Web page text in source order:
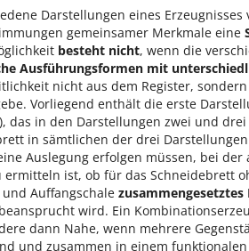
Darstellungen eines
gemeinsamer Merkmale eine
besteht nicht, wenn die
Ausführungsformen mit
nicht aus dem Register,
Vorliegend enthält die erste
das in den Darstellungen zwei und
in sämtlichen der drei
Auslegung erfolgen müssen, bei der
ermitteln ist, ob für das Schneidebrett
Auffangschale
wird. Ein
dann Nahe, wenn mehrere
und zusammen in einem